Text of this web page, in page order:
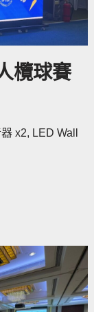
欖球賽
x2, LED Wall